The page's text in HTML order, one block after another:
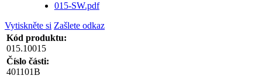
015-SW.pdf
Vytiskněte si Zašlete odkaz
Kód produktu:
015.10015
Číslo části:
401101B